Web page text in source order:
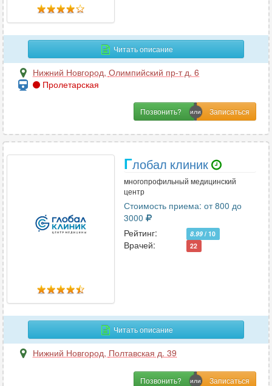
Читать описание
Нижний Новгород, Олимпийский пр-т д. 6
Пролетарская
Позвонить?
Глобал клиник
многопрофильный медицинский
центр
Стоимость приема: от 800 до
3000
Рейтинг:
8.99 / 10
Врачей: 22
Читать описание
Нижний Новгород, Полтавская д. 39
Позвонить?